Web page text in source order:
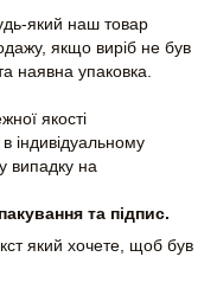
який наш товар
якщо виріб не був
наявна упаковка.
якості
індивідуальному
випадку на
та підпис.
який хочете, щоб був